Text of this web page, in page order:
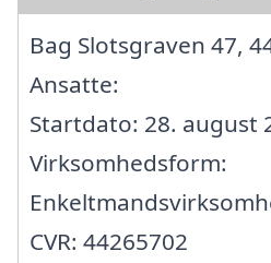
Bag Slotsgraven 47,
Ansatte:
Startdato: 28. august
Virksomhedsform:
CVR: 44265702